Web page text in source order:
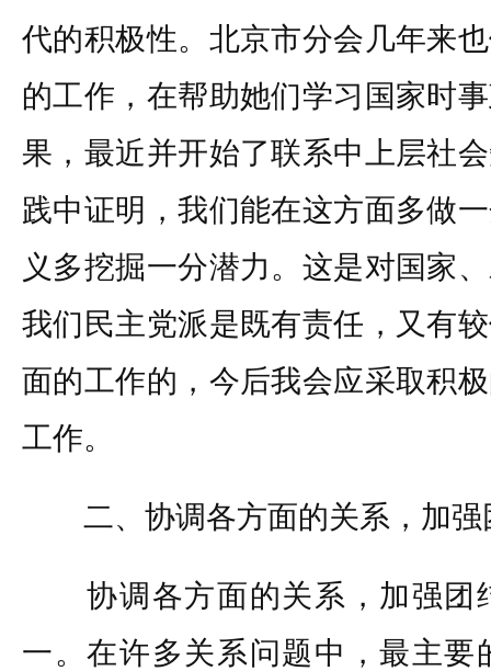
代的积极性。北京市分会几年来
的工作，在帮助她们学习国家时
果，最近并开始了联系中上层社
践中证明，我们能在这方面多做
义多挖掘一分潜力。这是对国家
我们民主党派是既有责任，又有
面的工作的，今后我会应采取积
工作。
二、协调各方面的关系，加强
协调各方面的关系，加强团
一。在许多关系问题中，最主要